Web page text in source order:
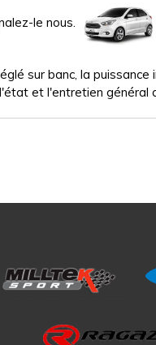
le nous.
sur banc, la
et l'entretien général